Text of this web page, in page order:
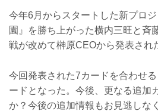
今年6月からスタートした新プロ
園』を勝ち上がった横内三旺と斉
戦が改めて榊原CEOから発表され
今回発表された7カードを合わせ
ードとなった。今後、更なる追加
か？今後の追加情報もお見逃しな